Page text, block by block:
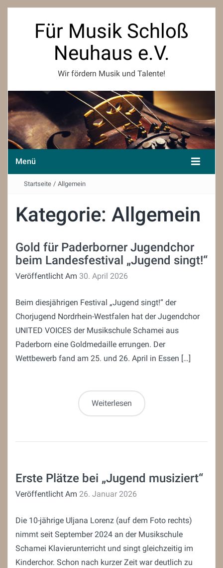
Für Musik Schloß
Neuhaus e.V.
Wir fördern Musik und Talente!
Menü
Startseite / Allgemein
Kategorie: Allgemein
Gold für Paderborner Jugendchor
beim Landesfestival „Jugend singt!“
Veröffentlicht Am 30. April 2026
Beim diesjährigen Festival „Jugend singt!“ der
Chorjugend Nordrhein-Westfalen hat der Jugendchor
UNITED VOICES der Musikschule Schamei aus
Paderborn eine Goldmedaille errungen. Der
Wettbewerb fand am 25. und 26. April in Essen […]
Weiterlesen
Erste Plätze bei „Jugend musiziert“
Veröffentlicht Am 26. Januar 2026
Die 10-jährige Uljana Lorenz (auf dem Foto rechts)
nimmt seit September 2024 an der Musikschule
Schamei Klavierunterricht und singt gleichzeitig im
Kinderchor. Schon nach kurzer Zeit war deutlich zu